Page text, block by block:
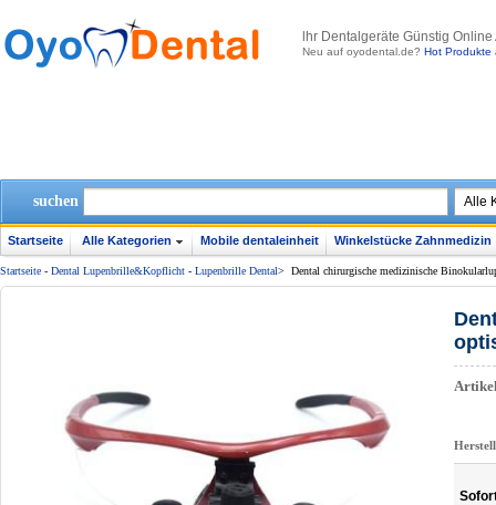
lhr Dentalgeräte Günstig
Neu auf oyodental.de? Hot Produkte
suchen
Startseite Alle Kategorien Mobile dentaleinheit Winkelstücke Zahnmedizin
Startseite - Dental Lupenbrille&Kopflicht - Lupenbrille Dental> Dental chirurgische medizinische